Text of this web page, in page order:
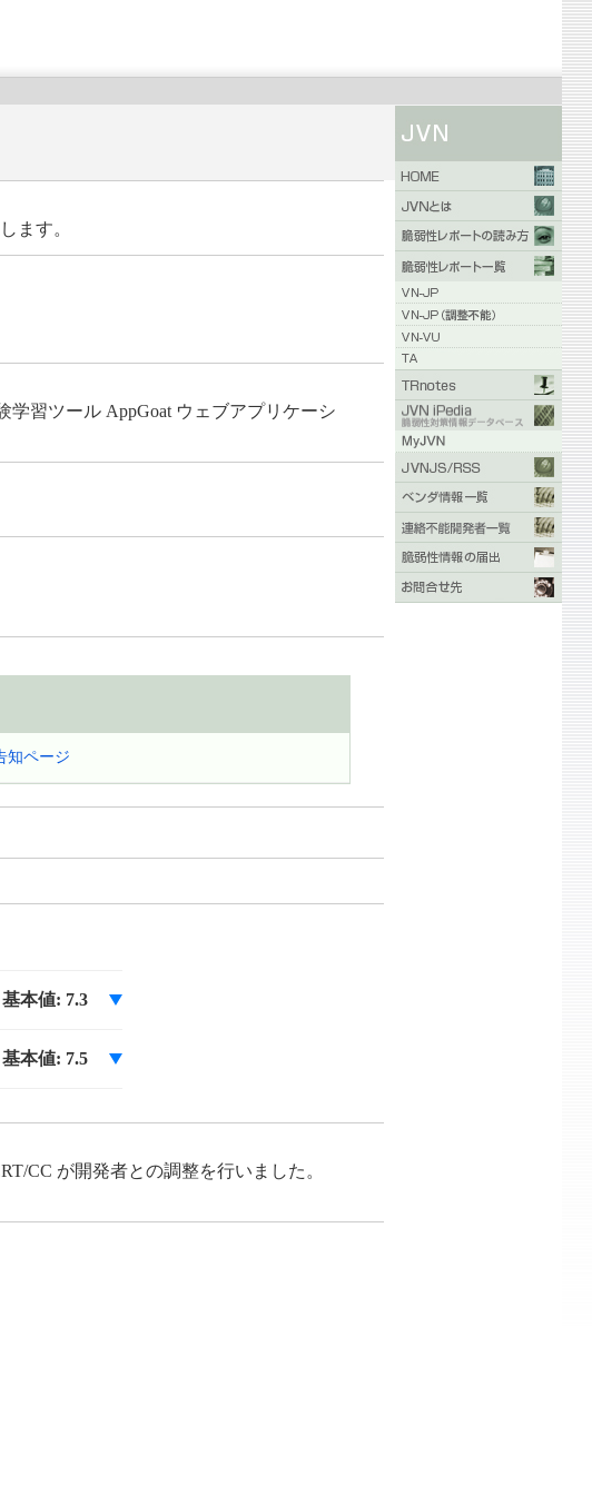
ます。
習ツール AppGoat ウェブアプリケーシ
知ページ
基本値: 7.3
基本値: 7.5
CC が開発者との調整を行いました。